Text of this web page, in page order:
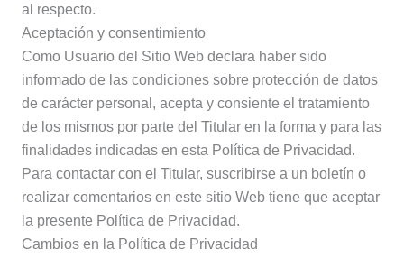
al respecto.
Aceptación y consentimiento
Como Usuario del Sitio Web declara haber sido
informado de las condiciones sobre protección de datos
de carácter personal, acepta y consiente el tratamiento
de los mismos por parte del Titular en la forma y para las
finalidades indicadas en esta Política de Privacidad.
Para contactar con el Titular, suscribirse a un boletín o
realizar comentarios en este sitio Web tiene que aceptar
la presente Política de Privacidad.
Cambios en la Política de Privacidad